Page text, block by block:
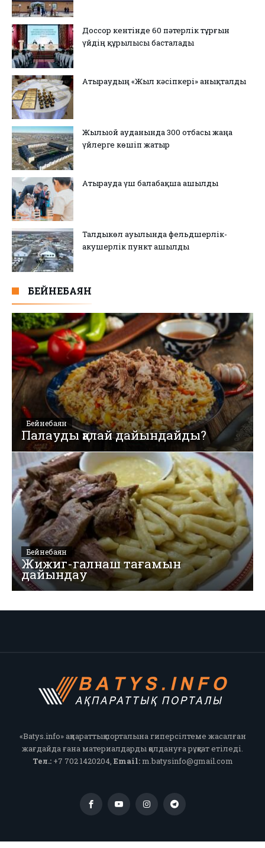
Доссор кентінде 60 пәтерлік тұрғын
үйдің құрылысы басталады
Атыраудың «Жыл кәсіпкері» анықталды
Жылыой ауданында 300 отбасы жаңа
үйлерге көшіп жатыр
Атырауда үш балабақша ашылды
Талдыкөл ауылында фельдшерлік-
акушерлік пункт ашылды
БЕЙНЕБАЯН
Бейнебаян
Палауды қалай дайындайды?
Бейнебаян
Жижиг-галнаш тағамын
дайындау
«Batys.info» ақпараттық порталына гиперсілтеме жасалған
жағдайда ғана материалдарды қолдануға рұқсат етіледі.
Тел.:+7 702 1420204, Email:m.batysinfo@gmail.com